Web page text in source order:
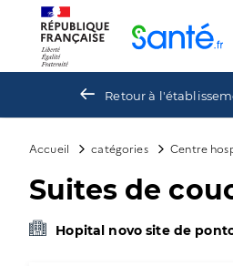
Retour à
Accueil catégories Centre
Suites de
Hopital novo site de
Panneau de gestion des cookies